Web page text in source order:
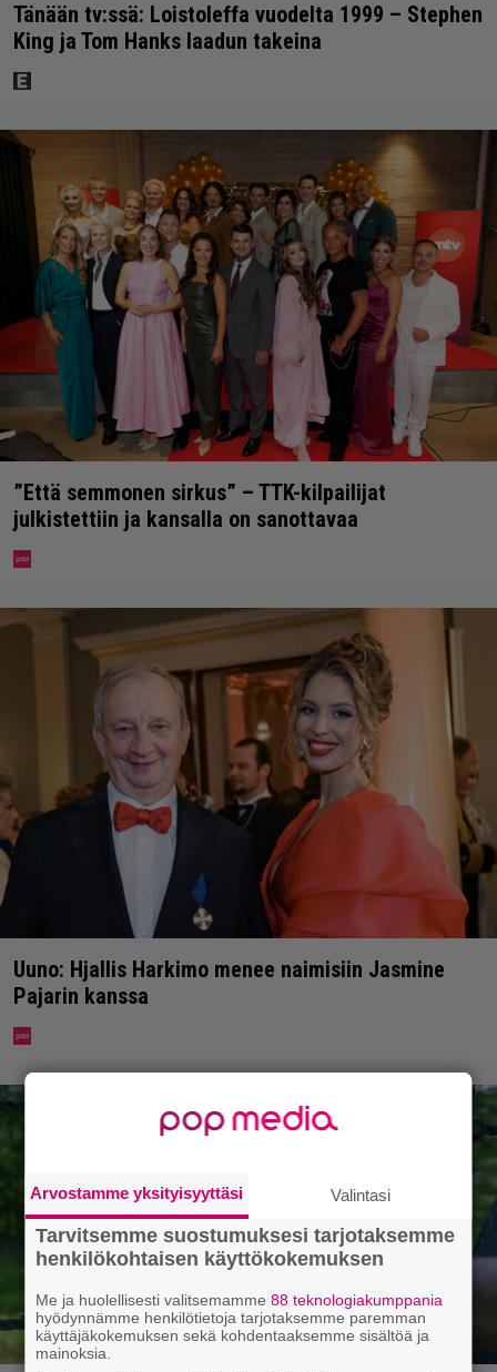
Tänään tv:ssä: Loistoleffa vuodelta 1999 – Stephen
King ja Tom Hanks laadun takeina
”Että semmonen sirkus” – TTK-kilpailijat
julkistettiin ja kansalla on sanottavaa
Uuno: Hjallis Harkimo menee naimisiin Jasmine
Pajarin kanssa
Arvostamme yksityisyyttäsi Valintasi
Tarvitsemme suostumuksesi tarjotaksemme
henkilökohtaisen käyttökokemuksen
Me ja huolellisesti valitsemamme88 teknologiakumppania
hyödynnämme henkilötietoja tarjotaksemme paremman
käyttäjäkokemuksen sekä kohdentaaksemme sisältöä ja
mainoksia.